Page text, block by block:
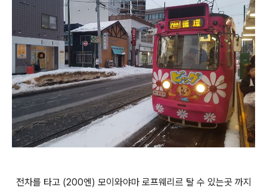
전차를 타고 (200엔) 모이와야마 로프웨리르 탈 수 있는곳 까지